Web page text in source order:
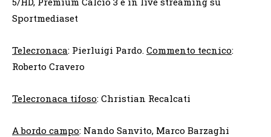
Sportmediaset
Telecronaca: Pierluigi Pardo. Commento tecnico:
Roberto Cravero
Telecronaca tifoso: Christian Recalcati
A bordo campo: Nando Sanvito, Marco Barzaghi